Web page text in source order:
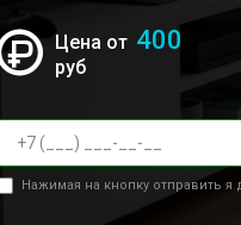
Цена от 400
руб
Нажимая на кнопку отправить